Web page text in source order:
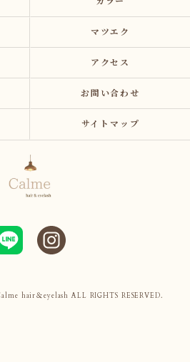
マツエク
アクセス
お問い合わせ
サイトマップ
hair＆eyelash ALL RIGHTS RESERVED.